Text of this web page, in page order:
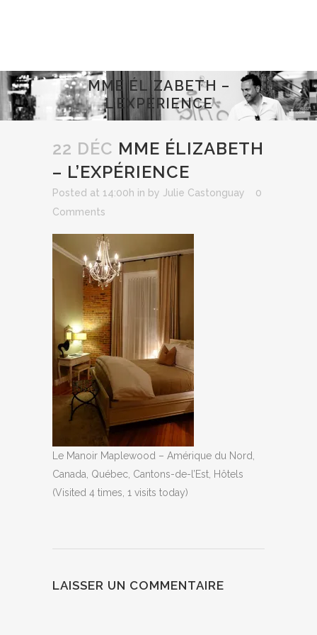
MME ÉLIZABETH –
L’EXPÉRIENCE
22 DÉC MME ÉLIZABETH
– L’EXPÉRIENCE
Posted at 14:00h in by Julie Castonguay
0
Comments
Le Manoir Maplewood – Amérique du Nord,
Canada, Québec, Cantons-de-l’Est, Hôtels
(Visited 4 times, 1 visits today)
LAISSER UN COMMENTAIRE